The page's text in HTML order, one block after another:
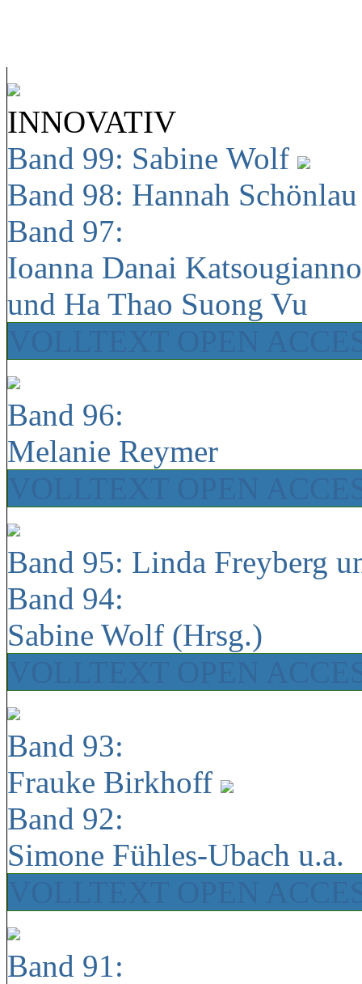
INNOVATIV
Band 99: Sabine Wolf
Band 98: Hannah
Band 97:
Ioanna Danai
und Ha Thao Suong Vu
Band 96:
Melanie Reymer
Band 95: Linda Freyberg
Band 94:
Sabine Wolf (Hrsg.)
Band 93:
Frauke Birkhoff
Band 92:
Simone Fühles-Ubach u.a.
Band 91: